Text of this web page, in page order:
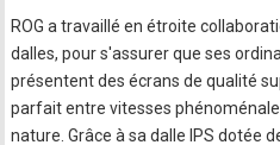
ROG a travaillé en étroite
dalles, pour s'assurer que ses
présentent des écrans de qualité
parfait entre vitesses
nature. Grâce à sa dalle IPS dotée